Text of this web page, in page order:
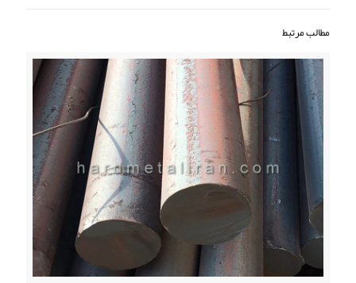
مطالب مرتبط